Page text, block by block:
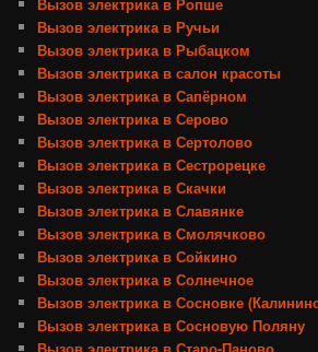
Вызов электрика в Ропше
Вызов электрика в Ручьи
Вызов электрика в Рыбацком
Вызов электрика в салон красоты
Вызов электрика в Сапёрном
Вызов электрика в Серово
Вызов электрика в Сертолово
Вызов электрика в Сестрорецке
Вызов электрика в Скачки
Вызов электрика в Славянке
Вызов электрика в Смолячково
Вызов электрика в Сойкино
Вызов электрика в Солнечное
Вызов электрика в Сосновке
Вызов электрика в Сосновую Поляну